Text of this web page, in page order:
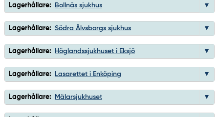
Lagerhållare: Bollnäs sjukhus
Lagerhållare: Södra Älvsborgs sjukhus
Lagerhållare: Höglandssjukhuset i Eksjö
Lagerhållare: Lasarettet i Enköping
Lagerhållare: Mälarsjukhuset